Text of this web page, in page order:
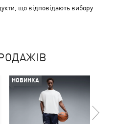
що відповідають вибору
НОВИНКА